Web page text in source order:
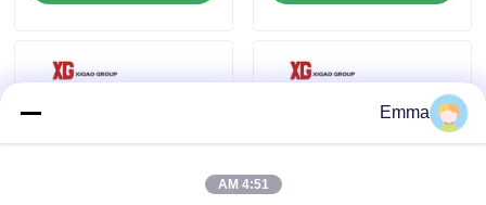
سوئیچ شکست بار هوا
سوئیچ شکست بار SF6
Emma
4:51 AM